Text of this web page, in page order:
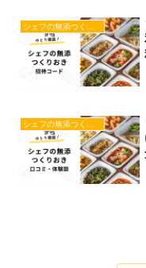
シェフの無添つくりおき